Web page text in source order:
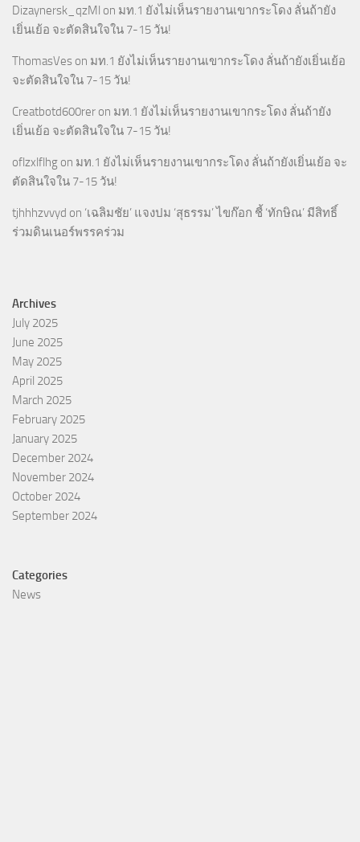
Dizaynersk_qzMl on มท.1 ยังไม่เห็นรายงานเขากระโดง ลั่นถ้ายัง
เยิ่นเย้อ จะตัดสินใจใน 7-15 วัน!
ThomasVes on มท.1 ยังไม่เห็นรายงานเขากระโดง ลั่นถ้ายังเยิ่นเย้อ
จะตัดสินใจใน 7-15 วัน!
Creatbotd600rer on มท.1 ยังไม่เห็นรายงานเขากระโดง ลั่นถ้ายัง
เยิ่นเย้อ จะตัดสินใจใน 7-15 วัน!
oflzxlflhg on มท.1 ยังไม่เห็นรายงานเขากระโดง ลั่นถ้ายังเยิ่นเย้อ จะ
ตัดสินใจใน 7-15 วัน!
tjhhhzvvyd on ‘เฉลิมชัย’ แจงปม ‘สุธรรม’ ไขก๊อก ชี้ ‘ทักษิณ’ มีสิทธิ์
ร่วมดินเนอร์พรรคร่วม
Archives
July 2025
June 2025
May 2025
April 2025
March 2025
February 2025
January 2025
December 2024
November 2024
October 2024
September 2024
Categories
News